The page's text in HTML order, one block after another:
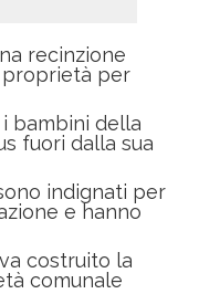
recinzione
per
bambini della
fuori dalla sua
indignati per
e hanno
costruito la
comunale